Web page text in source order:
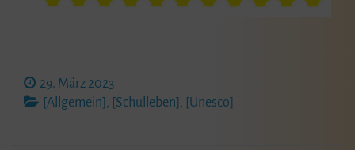
29. März 2023
[Allgemein] , [Schulleben] , [Unesco]